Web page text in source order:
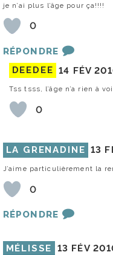
je n’ai plus l’âge pour ça!!!!
0
RÉPONDRE
DEEDEE 14 FÉV
Tss tsss, l’âge n’a rien à
0
LA GRENADINE 13
J’aime particulièrement la
0
RÉPONDRE
MÉLISSE 13 FÉV